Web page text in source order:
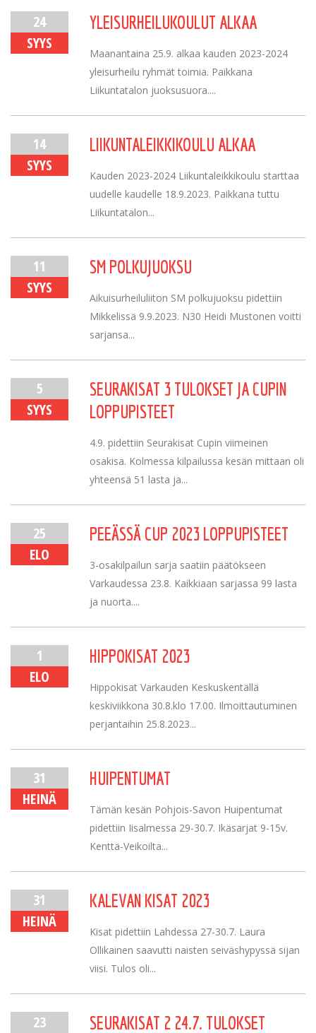
24
SYYS
YLEISURHEILUKOULUT ALKAA
Maanantaina 25.9. alkaa kauden 2023-2024
yleisurheilu ryhmät toimia. Paikkana
Liikuntatalon juoksusuora....
14
SYYS
LIIKUNTALEIKKIKOULU ALKAA
Kauden 2023-2024 Liikuntaleikkikoulu starttaa
uudelle kaudelle 18.9.2023. Paikkana tuttu
Liikuntatalon...
11
SYYS
SM POLKUJUOKSU
Aikuisurheiluliiton SM polkujuoksu pidettiin
Mikkelissä 9.9.2023. N30 Heidi Mustonen voitti
sarjansa...
5
SYYS
SEURAKISAT 3 TULOKSET JA CUPIN
LOPPUPISTEET
4.9. pidettiin Seurakisat Cupin viimeinen
osakisa. Kolmessa kilpailussa kesän mittaan oli
yhteensä 51 lasta ja...
25
ELO
PEEÄSSÄ CUP 2023 LOPPUPISTEET
3-osakilpailun sarja saatiin päätökseen
Varkaudessa 23.8. Kaikkiaan sarjassa 99 lasta
ja nuorta....
1
ELO
HIPPOKISAT 2023
Hippokisat Varkauden Keskuskentällä
keskiviikkona 30.8.klo 17.00. Ilmoittautuminen
perjantaihin 25.8.2023...
31
HEINÄ
HUIPENTUMAT
Tämän kesän Pohjois-Savon Huipentumat
pidettiin Iisalmessa 29-30.7. Ikäsarjat 9-15v.
Kenttä-Veikoilta...
31
HEINÄ
KALEVAN KISAT 2023
Kisat pidettiin Lahdessa 27-30.7. Laura
Ollikainen saavutti naisten seiväshypyssä sijan
viisi. Tulos oli...
23 SEURAKISAT 2 24.7. TULOKSET